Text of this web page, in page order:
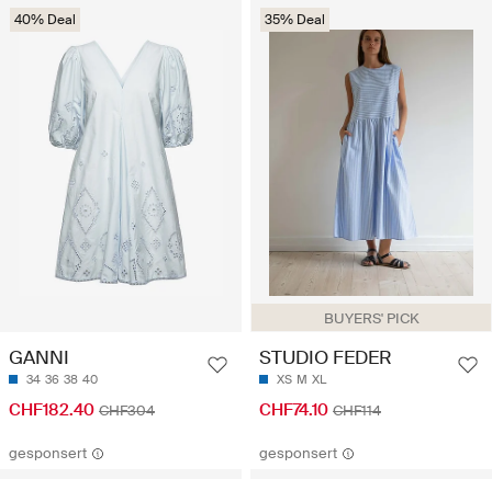
40% Deal
GANNI
34 36 38 40
CHF182.40 CHF304
BUYERS' PICK
35% Deal
STUDIO FEDER
XS M XL
CHF74.10 CHF114
gesponsert gesponsert